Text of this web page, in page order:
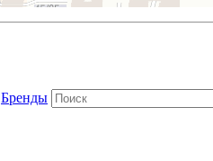
Бренды